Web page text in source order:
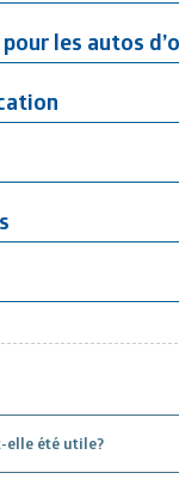
les autos
elle été utile?